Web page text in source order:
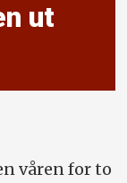
ut
våren for to